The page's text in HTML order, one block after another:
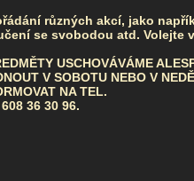
různých akcí, jako
se svobodou atd. Volejte
USCHOVÁVÁME
V SOBOTU NEBO V
NA TEL.
608 36 30 96.